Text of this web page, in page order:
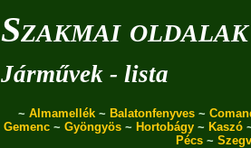
Szakmai oldalak
Járművek - lista
~ Almamellék ~ Balatonfenyves ~
Gemenc ~ Gyöngyös ~ Hortobágy ~ Kaszó
Pécs ~